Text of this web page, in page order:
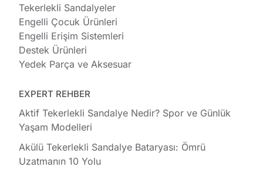
Tekerlekli Sandalyeler
Engelli Çocuk Ürünleri
Engelli Erişim Sistemleri
Destek Ürünleri
Yedek Parça ve Aksesuar
EXPERT REHBER
Aktif Tekerlekli Sandalye Nedir? Spor ve Günlük
Yaşam Modelleri
Akülü Tekerlekli Sandalye Bataryası: Ömrü
Uzatmanın 10 Yolu